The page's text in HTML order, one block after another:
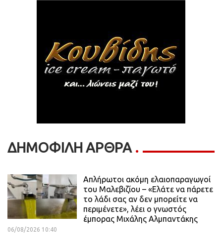
ΔΗΜΟΦΙΛΗ ΑΡΘΡΑ
Απλήρωτοι ακόμη ελαιοπαραγωγοί
του Μαλεβιζίου – «Ελάτε να πάρετε
το λάδι σας αν δεν μπορείτε να
περιμένετε», λέει ο γνωστός
έμπορας Μιχάλης Αλμπαντάκης
06/08/2026 10:40